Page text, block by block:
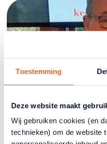
Toestemming
Deze website maakt
Wij gebruiken cookies (en
technieken) om de website
Dinsdag
11 Aug